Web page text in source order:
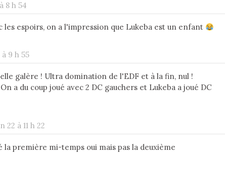
8 h 54
les espoirs, on a l'impression que Lukeba est un enfant
9 h 55
galère ! Ultra domination de l'EDF et à la fin, nul !
a du coup joué avec 2 DC gauchers et Lukeba a joué DC
22 à 11 h 22
première mi-temps oui mais pas la deuxième